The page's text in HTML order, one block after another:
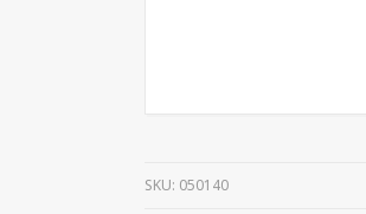
SKU: 050140